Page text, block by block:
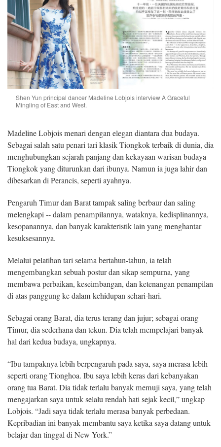
Shen Yun principal dancer Madeline Lobjois interview A Graceful
Mingling of East and West.
Madeline Lobjois menari dengan elegan diantara dua budaya.
Sebagai salah satu penari tari klasik Tiongkok terbaik di dunia, dia
menghubungkan sejarah panjang dan kekayaan warisan budaya
Tiongkok yang diturunkan dari ibunya. Namun ia juga lahir dan
dibesarkan di Perancis, seperti ayahnya.
Pengaruh Timur dan Barat tampak saling berbaur dan saling
melengkapi -- dalam penampilannya, wataknya, kedisplinannya,
kesopanannya, dan banyak karakteristik lain yang menghantar
kesuksesannya.
Melalui pelatihan tari selama bertahun-tahun, ia telah
mengembangkan sebuah postur dan sikap sempurna, yang
membawa perbaikan, keseimbangan, dan ketenangan penampilan
di atas panggung ke dalam kehidupan sehari-hari.
Sebagai orang Barat, dia terus terang dan jujur; sebagai orang
Timur, dia sederhana dan tekun. Dia telah mempelajari banyak
hal dari kedua budaya, ungkapnya.
“Ibu tampaknya lebih berpengaruh pada saya, saya merasa lebih
seperti orang Tionghoa. Ibu saya lebih keras dari kebanyakan
orang tua Barat. Dia tidak terlalu banyak memuji saya, yang telah
mengajarkan saya untuk selalu rendah hati sejak kecil,” ungkap
Lobjois. “Jadi saya tidak terlalu merasa banyak perbedaan.
Kepribadian ini banyak membantu saya ketika saya datang untuk
belajar dan tinggal di New York.”